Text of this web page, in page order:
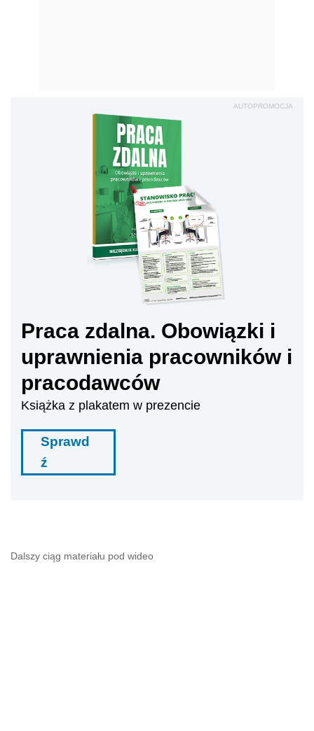
AUTOPROMOCJA
Praca zdalna. Obowiązki i
uprawnienia pracowników i
pracodawców
Książka z plakatem w prezencie
Sprawd
ź
Dalszy ciąg materiału pod wideo